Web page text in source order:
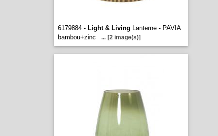
6179884 - Light & Living Lanterne - PAVIA
bambou+zinc
... [2 image(s)]